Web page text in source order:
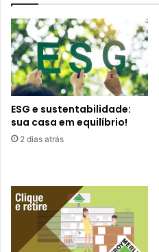
ESG e sustentabilidade:
sua casa em equilíbrio!
2 dias atrás